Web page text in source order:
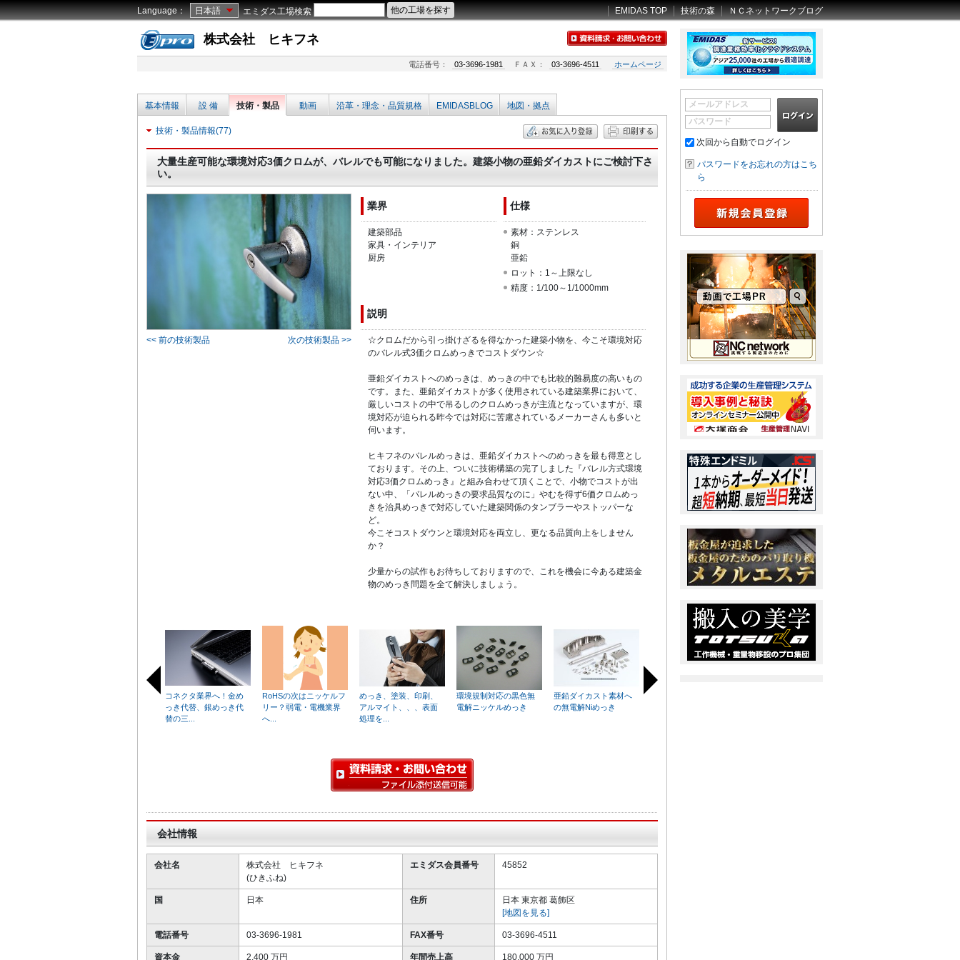
Language： 日本語 エミダス工場検索 EMIDAS TOP 技術の森 ＮＣネットワークブログ
株式会社 ヒキフネ
電話番号： 03-3696-1981 ＦＡＸ： 03-3696-4511 ホームページ
基本情報 設 備 技術・製品 動画 沿革・理念・品質規格 EMIDASBLOG 地図・拠点
技術・製品情報(77)
大量生産可能な環境対応3価クロムが、バレルでも可能になりました。建築小物の亜鉛ダイカストにご検討下さ
い。
<< 前の技術製品 次の技術製品 >>
業界
建築部品
家具・インテリア
厨房
仕様
素材：ステンレス
銅
亜鉛
ロット：1～上限なし
精度：1/100～1/1000mm
説明
☆クロムだから引っ掛けざるを得なかった建築小物を、今こそ環境対応
のバレル式3価クロムめっきでコストダウン☆
亜鉛ダイカストへのめっきは、めっきの中でも比較的難易度の高いもの
です。また、亜鉛ダイカストが多く使用されている建築業界において、
厳しいコストの中で吊るしのクロムめっきが主流となっていますが、環
境対応が迫られる昨今では対応に苦慮されているメーカーさんも多いと
伺います。
ヒキフネのバレルめっきは、亜鉛ダイカストへのめっきを最も得意とし
ております。その上、ついに技術構築の完了しました『バレル方式環境
対応3価クロムめっき』と組み合わせて頂くことで、小物でコストが出
ない中、「バレルめっきの要求品質なのに」やむを得ず6価クロムめっ
きを治具めっきで対応していた建築関係のタンブラーやストッパーな
ど。
今こそコストダウンと環境対応を両立し、更なる品質向上をしません
か？
少量からの試作もお待ちしておりますので、これを機会に今ある建築金
物のめっき問題を全て解決しましょう。
コネクタ業界へ！金め
っき代替、銀めっき代
替の三...
RoHSの次はニッケルフ
リー？弱電・電機業界
へ...
めっき、塗装、印刷、
アルマイト、、、表面
処理を...
環境規制対応の黒色無
電解ニッケルめっき
亜鉛ダイカスト素材へ
の無電解Niめっき
1
o
f
2
0
会社情報
会社名
株式会社 ヒキフネ
(ひきふね)
エミダス会員番号 45852
国 日本 住所
日本 東京都 葛飾区
[地図を見る]
電話番号 03-3696-1981 FAX番号 03-3696-4511
資本金 2,400 万円 年間売上高 180,000 万円
メールアドレス
パスワード
次回から自動でログイン
パスワードをお忘れの方はこち
ら